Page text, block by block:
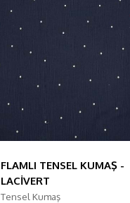
FLAMLI TENSEL KUMAŞ -
LACİVERT
Tensel Kumaş